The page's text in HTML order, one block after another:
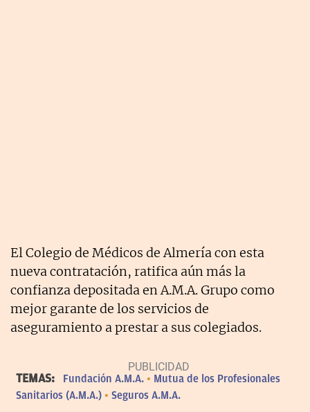
El Colegio de Médicos de Almería con esta
nueva contratación, ratifica aún más la
confianza depositada en A.M.A. Grupo como
mejor garante de los servicios de
aseguramiento a prestar a sus colegiados.
TEMAS: Fundación A.M.A.
Mutua de los Profesionales
Sanitarios (A.M.A.)
Seguros A.M.A.